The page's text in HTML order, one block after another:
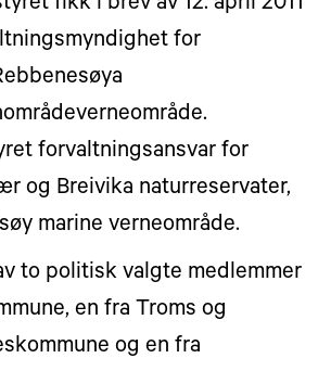
fikk i brev av 12. april 2011
for
forvaltningsansvar for
og Breivika naturreservater,
marine verneområde.
to politisk valgte medlemmer
en fra Troms og
og en fra